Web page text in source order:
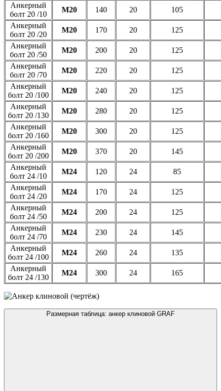
Анкерный
болт 20 /10
М20 140 20
105
Анкерный
болт 20 /20
М20 170 20
125
Анкерный
болт 20 /50
М20 200 20
125
Анкерный
болт 20 /70
М20 220 20
125
Анкерный
болт 20 /100
М20 240 20
125
Анкерный
болт 20 /130
М20 280 20
125
Анкерный
болт 20 /160
М20 300 20
125
Анкерный
болт 20 /200
М20 370 20
145
Анкерный
болт 24 /10
М24 120 24
85
Анкерный
болт 24 /20
М24 170 24
125
Анкерный
болт 24 /50
М24 200 24
125
Анкерный
болт 24 /70
М24 230 24
145
Анкерный
болт 24 /100
М24 260 24
135
Анкерный
болт 24 /130
М24 300 24 165
Размерная таблица: анкер клиновой GRAF